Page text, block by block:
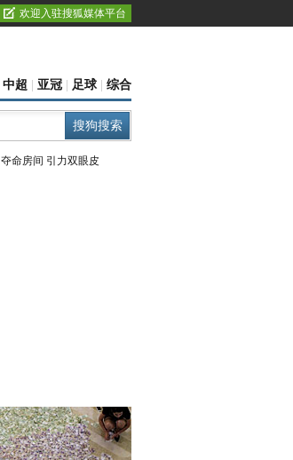
欢迎入驻搜狐媒体平台
中超 亚冠 足球 综合
夺命房间 引力双眼皮